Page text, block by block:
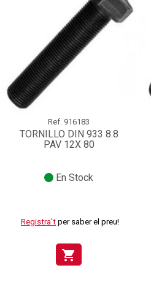
Ref. 916183
TORNILLO DIN 933 8.8
PAV 12X 80
En Stock
Registra't per saber el preu!
shopping_cart